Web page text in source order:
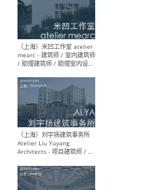
（大理）之间建筑
ArCONNECT – 项目建筑师 /
建筑师 / 助理建筑师 / 室内
设计师 / 实习生
（深圳）TOMO東木筑造 -
室内设计师 / 资深深化设计
师 / AIGC内容编辑(室内设计
方向) / 照明设计师 / 软装设
计师